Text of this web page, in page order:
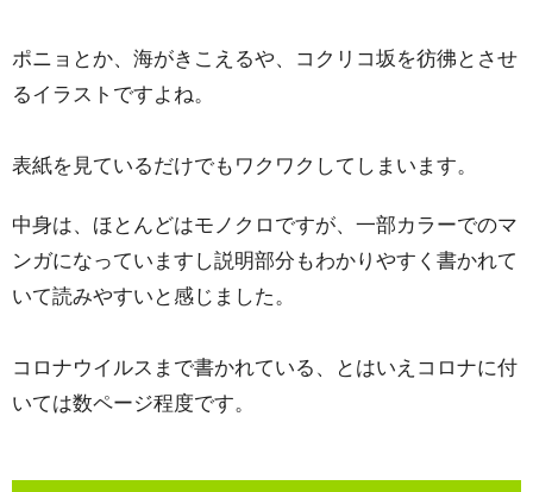
ポニョとか、海がきこえるや、コクリコ坂を彷彿とさせ
るイラストですよね。
表紙を見ているだけでもワクワクしてしまいます。
中身は、ほとんどはモノクロですが、一部カラーでのマ
ンガになっていますし説明部分もわかりやすく書かれて
いて読みやすいと感じました。
コロナウイルスまで書かれている、とはいえコロナに付
いては数ページ程度です。